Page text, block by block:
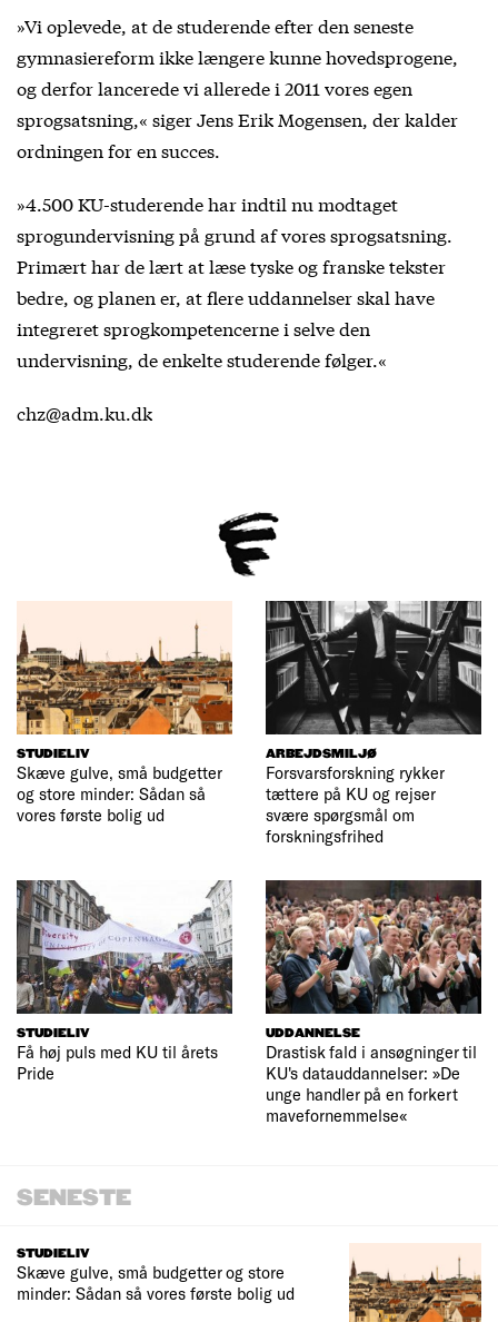
»Vi oplevede, at de studerende efter den seneste
gymnasiereform ikke længere kunne hovedsprogene,
og derfor lancerede vi allerede i 2011 vores egen
sprogsatsning,« siger Jens Erik Mogensen, der kalder
ordningen for en succes.
»4.500 KU-studerende har indtil nu modtaget
sprogundervisning på grund af vores sprogsatsning.
Primært har de lært at læse tyske og franske tekster
bedre, og planen er, at flere uddannelser skal have
integreret sprogkompetencerne i selve den
undervisning, de enkelte studerende følger.«
chz@adm.ku.dk
STUDIELIV
Skæve gulve, små budgetter
og store minder: Sådan så
vores første bolig ud
ARBEJDSMILJØ
Forsvarsforskning rykker
tættere på KU og rejser
svære spørgsmål om
forskningsfrihed
STUDIELIV
Få høj puls med KU til årets
Pride
UDDANNELSE
Drastisk fald i ansøgninger til
KU's datauddannelser: »De
unge handler på en forkert
mavefornemmelse«
SENESTE
STUDIELIV
Skæve gulve, små budgetter og store
minder: Sådan så vores første bolig ud